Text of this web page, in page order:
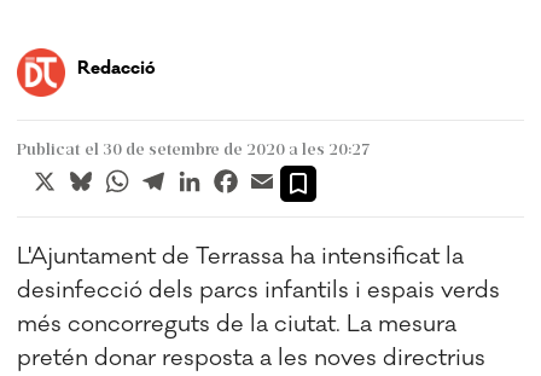
Redacció
Publicat el 30 de setembre de 2020 a les 20:27
X BlueskyWhatsApp
TelegramLinkedInFacebook
Email
L'Ajuntament de Terrassa ha intensificat la
desinfecció dels parcs infantils i espais verds
més concorreguts de la ciutat. La mesura
pretén donar resposta a les noves directrius